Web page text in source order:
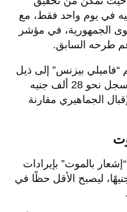
نحو 128 ألف جنيه في يوم واحد فقط، مع
مستوى الجمهورية، في مؤشر
طرحه السابق.
“فاميلي بيزنس” إلى ذيل
قائمة الإيرادات اليومية، بعدما سجل نحو 28 ألف جنيه
الجماهيري مقارنة
بالموت” بإيرادات
للغاية لم تتجاوز 453 جنيهًا، ليصبح الأقل حظًا في